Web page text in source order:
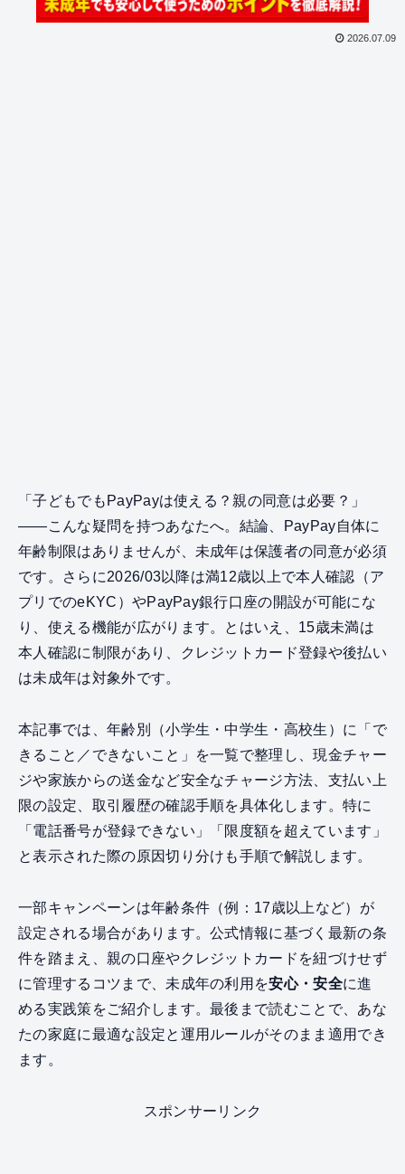
2026.07.09
「子どもでもPayPayは使える？親の同意は必要？」
——こんな疑問を持つあなたへ。結論、PayPay自体に
年齢制限はありませんが、未成年は保護者の同意が必須
です。さらに2026/03以降は満12歳以上で本人確認（ア
プリでのeKYC）やPayPay銀行口座の開設が可能にな
り、使える機能が広がります。とはいえ、15歳未満は
本人確認に制限があり、クレジットカード登録や後払い
は未成年は対象外です。
本記事では、年齢別（小学生・中学生・高校生）に「で
きること／できないこと」を一覧で整理し、現金チャー
ジや家族からの送金など安全なチャージ方法、支払い上
限の設定、取引履歴の確認手順を具体化します。特に
「電話番号が登録できない」「限度額を超えています」
と表示された際の原因切り分けも手順で解説します。
一部キャンペーンは年齢条件（例：17歳以上など）が
設定される場合があります。公式情報に基づく最新の条
件を踏まえ、親の口座やクレジットカードを紐づけせず
に管理するコツまで、未成年の利用を安心・安全に進
める実践策をご紹介します。最後まで読むことで、あな
たの家庭に最適な設定と運用ルールがそのまま適用でき
ます。
スポンサーリンク